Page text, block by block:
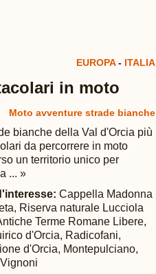
EUROPA- ITALIA
in moto
Moto avventure strade bianche
bianche della Val d'Orcia più
da percorrere in moto
un territorio unico per
... »
Cappella Madonna
Riserva naturale Lucciola
Terme Romane Libere,
d'Orcia, Radicofani,
d'Orcia, Montepulciano,